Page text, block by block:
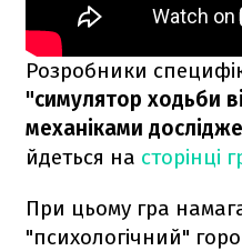
Розробники
"симулятор ходьби
механіками
йдеться на сторінці
При цьому гра
"психологічний"